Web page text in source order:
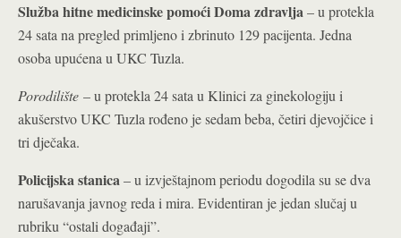
Služba hitne medicinske pomoći Doma zdravlja– u protekla
24 sata na pregled primljeno i zbrinuto 129 pacijenta. Jedna
osoba upućena u UKC Tuzla.
Porodilište – u protekla 24 sata u Klinici za ginekologiju i
akušerstvo UKC Tuzla rođeno je sedam beba, četiri djevojčice i
tri dječaka.
Policijska stanica– u izvještajnom periodu dogodila su se dva
narušavanja javnog reda i mira. Evidentiran je jedan slučaj u
rubriku “ostali događaji”.